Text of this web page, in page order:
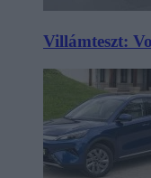
Villámteszt: